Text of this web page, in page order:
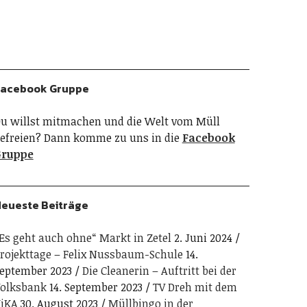
Gruppe
willst mitmachen und die Welt vom Müll
Dann komme zu uns in die Facebook
Beiträge
geht auch ohne“ Markt in Zetel 2. Juni 2024
– Felix Nussbaum-Schule 14.
2023
Die Cleanerin – Auftritt bei der
14. September 2023
TV Dreh mit dem
30. August 2023 Müllbingo in der